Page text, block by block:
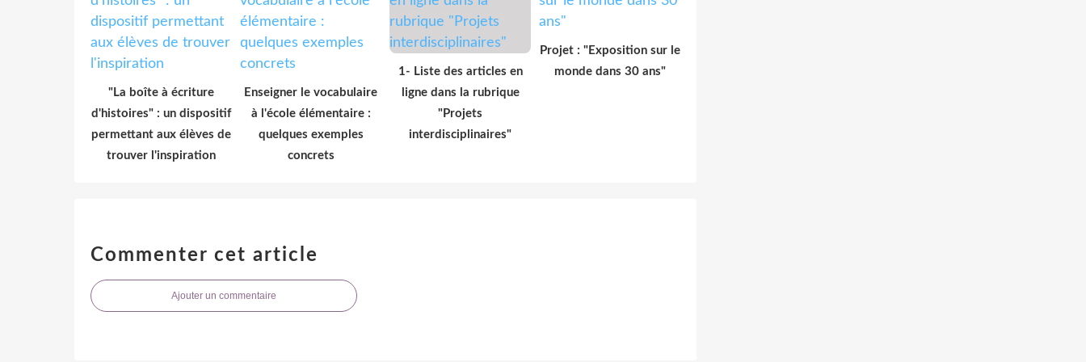
"La boîte à écriture
d'histoires" : un dispositif
permettant aux élèves de
trouver l'inspiration
Enseigner le vocabulaire
à l'école élémentaire :
quelques exemples
concrets
1- Liste des articles en
ligne dans la rubrique
"Projets
interdisciplinaires"
Projet : "Exposition sur le
monde dans 30 ans"
Commenter cet article
Ajouter un commentaire